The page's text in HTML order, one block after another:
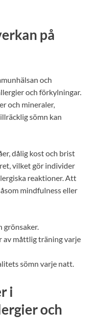
på
och
och förkylningar.
och mineraler,
sömn kan
dålig kost och brist
vilket gör individer
reaktioner. Att
mindfulness eller
grönsaker.
av måttlig träning varje
sömn varje natt.
i
och